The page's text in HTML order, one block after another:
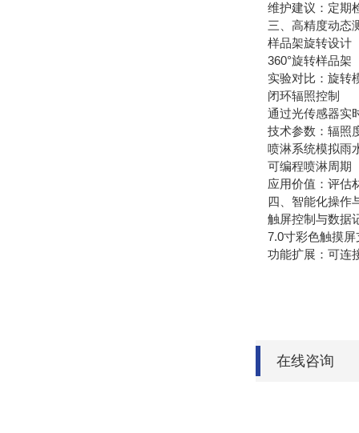
维护建议：定期
三、高精度动态
样品架旋转设计
360°旋转样品架
实验对比：旋转
闭环辐照控制
通过光传感器实
技术参数：辐照
喷淋系统模拟雨
可编程喷淋周期
应用价值：评估
四、智能化操作
触屏控制与数据
7.0寸彩色触摸屏
功能扩展：可连
在线咨询